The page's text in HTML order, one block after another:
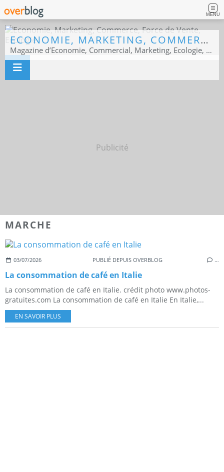
MENU
ECONOMIE, MARKETING, COMMERCE, FORCE DE VENTE, ECOLOGIE
Magazine d’Economie, Commercial, Marketing, Ecologie, Sport business
Publicité
MARCHE
03/07/2026 PUBLIÉ DEPUIS OVERBLOG …
La consommation de café en Italie
La consommation de café en Italie. crédit photo www.photos-
gratuites.com La consommation de café en Italie En Italie,...
EN SAVOIR PLUS